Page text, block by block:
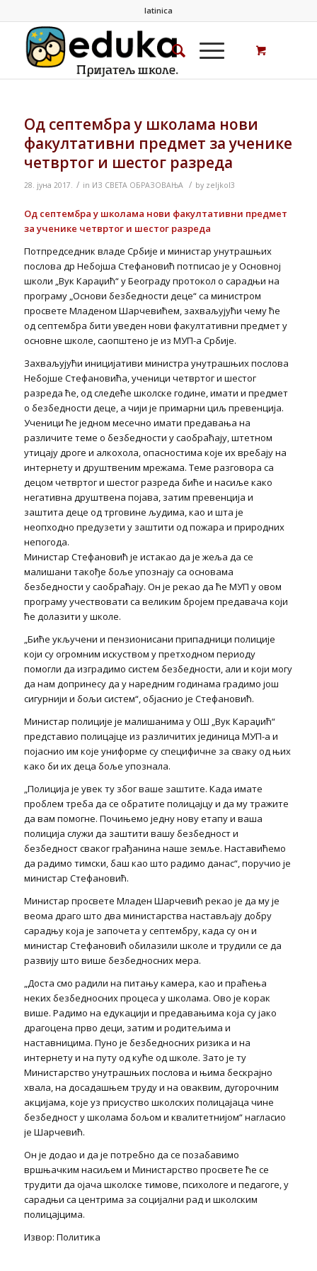
latinica
Од септембра у школама нови
факултативни предмет за ученике
четвртог и шестог разреда
28. јуна 2017. / in ИЗ СВЕТА ОБРАЗОВАЊА / by zeljkol3
Од септембра у школама нови факултативни предмет
за ученике четвртог и шестог разреда
Потпредседник владе Србије и министар унутрашњих
послова др Небојша Стефановић потписао је у Основној
школи „Вук Караџић“ у Београду протокол о сарадњи на
програму „Основи безбедности деце“ са министром
просвете Младеном Шарчевићем, захваљујући чему ће
од септембра бити уведен нови факултативни предмет у
основне школе, саопштено је из МУП-а Србије.
Захваљујући иницијативи министра унутрашњих послова
Небојше Стефановића, ученици четвртог и шестог
разреда ће, од следеће школске године, имати и предмет
о безбедности деце, а чији је примарни циљ превенција.
Ученици ће једном месечно имати предавања на
различите теме о безбедности у саобраћају, штетном
утицају дроге и алкохола, опасностима које их вребају на
интернету и друштвеним мрежама. Теме разговора са
децом четвртог и шестог разреда биће и насиље како
негативна друштвена појава, затим превенција и
заштита деце од трговине људима, као и шта је
неопходно предузети у заштити од пожара и природних
непогода.
Министар Стефановић је истакао да је жеља да се
малишани такође боље упознају са основама
безбедности у саобраћају. Он је рекао да ће МУП у овом
програму учествовати са великим бројем предавача који
ће долазити у школе.
„Биће укључени и пензионисани припадници полиције
који су огромним искуством у претходном периоду
помогли да изградимо систем безбедности, али и који могу
да нам допринесу да у наредним годинама градимо још
сигурнији и бољи систем“, објаснио је Стефановић.
Министар полиције је малишанима у ОШ „Вук Караџић“
представио полицајце из различитих јединица МУП-а и
појаснио им које униформе су специфичне за сваку од њих
како би их деца боље упознала.
„Полиција је увек ту због ваше заштите. Када имате
проблем треба да се обратите полицајцу и да му тражите
да вам помогне. Почињемо једну нову етапу и ваша
полиција служи да заштити вашу безбедност и
безбедност сваког грађанина наше земље. Наставићемо
да радимо тимски, баш као што радимо данас“, поручио је
министар Стефановић.
Министар просвете Младен Шарчевић рекао је да му је
веома драго што два министарства настављају добру
сарадњу која је започета у септембру, када су он и
министар Стефановић обилазили школе и трудили се да
развију што више безбедносних мера.
„Доста смо радили на питању камера, као и праћења
неких безбедносних процеса у школама. Ово је корак
више. Радимо на едукацији и предавањима која су јако
драгоцена прво деци, затим и родитељима и
наставницима. Пуно је безбедносних ризика и на
интернету и на путу од куће од школе. Зато је ту
Министарство унутрашњих послова и њима бескрајно
хвала, на досадашњем труду и на оваквим, дугорочним
акцијама, које уз присуство школских полицајаца чине
безбедност у школама бољом и квалитетнијом“ нагласио
је Шарчевић.
Он је додао и да је потребно да се позабавимо
вршњачким насиљем и Министарство просвете ће се
трудити да ојача школске тимове, психологе и педагоге, у
сарадњи са центрима за социјални рад и школским
полицајцима.
Извор: Политика